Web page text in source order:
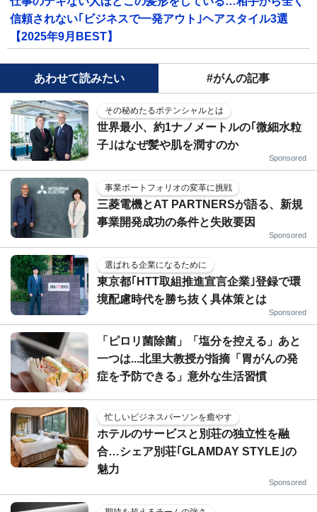
信頼されない｢ビジネスで一発アウト｣ヘアスタイル3選
【2025年9月BEST】
あわせて読みたい #がんの記事
その秘めたるポテンシャルとは
世界最小、約1ナノメートルの｢微細水粒
子｣はなぜ髪や肌を潤すのか
Sponsored
事業ポートフォリオの変革に挑戦
三菱電機とAT PARTNERSが語る、新規
事業開発成功の条件と失敗要因
Sponsored
選ばれる企業になるために
東京都｢HTT取組推進宣言企業｣登録で環
境配慮時代を勝ち抜く具体策とは
Sponsored
「ピロリ菌除菌」「塩分を控える」あと
一つは...北里大教授が指摘「胃がんの発
症を予防できる」意外な生活習慣
忙しいビジネスパーソンを癒やす
ホテルのサービスと別荘の独立性を融
合…シェア別荘｢GLAMDAY STYLE｣の
魅力
Sponsored